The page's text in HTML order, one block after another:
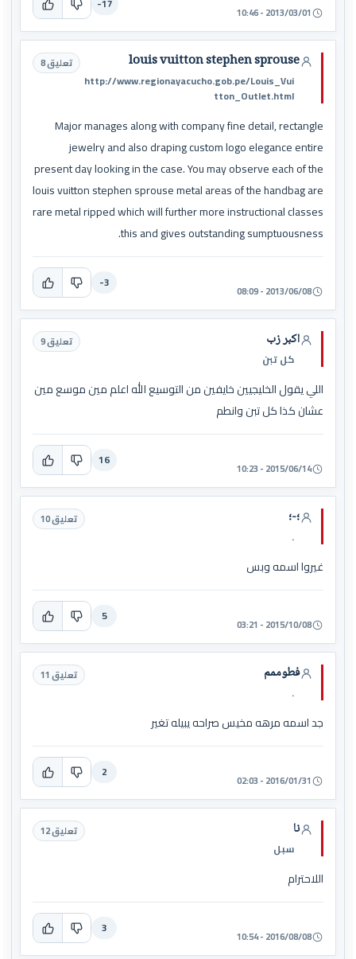
2013/03/01 - 10:46
-17
louis vuitton stephen sprouse
http://www.regionayacucho.gob.pe/Louis_Vui
tton_Outlet.html
تعليق 8
Major manages along with company fine detail, rectangle
jewelry and also draping custom logo elegance entire
present day looking in the case. You may observe each of the
louis vuitton stephen sprouse metal areas of the handbag are
rare metal ripped which will further more instructional classes
this and gives outstanding sumptuousness.
2013/06/08 - 08:09
-3
اكبر زب
كل تبن
تعليق 9
اللي يقول الخليجيين خايفين من التوسيع الله اعلم مين موسع مين
عشان كذا كل تبن وانطم
2015/06/14 - 10:23
16
؛-؛
.
تعليق 10
غيروا اسمه وبس
2015/10/08 - 03:21
5
فطوممم
.
تعليق 11
جد اسمه مرهه مخيس صراحه يبيله تغير
2016/01/31 - 02:03
2
نا
سبل
تعليق 12
اللاحترام
2016/08/08 - 10:54
3